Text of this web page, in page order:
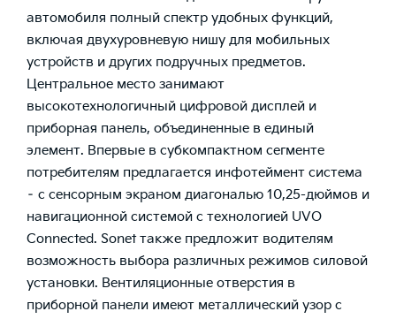
автомобиля полный спектр удобных функций,
включая двухуровневую нишу для мобильных
устройств и других подручных предметов.
Центральное место занимают
высокотехнологичный цифровой дисплей и
приборная панель, объединенные в единый
элемент. Впервые в субкомпактном сегменте
потребителям предлагается инфотеймент система
– с сенсорным экраном диагональю 10,25-дюймов и
навигационной системой с технологией UVO
Connected. Sonet также предложит водителям
возможность выбора различных режимов силовой
установки. Вентиляционные отверстия в
приборной панели имеют металлический узор с